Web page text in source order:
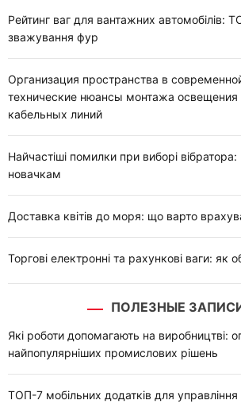
:Рейтинг ваг для вантажних автомобілів:
зважування фур
Организация пространства в
технические нюансы монтажа освещения
кабельных линий
Найчастіші помилки при виборі
новачкам
Доставка квітів до моря: що варто
Торгові електронні та рахункові ваги: як
ПОЛЕЗНЫЕ
Які роботи допомагають на виробництві:
найпопулярніших промислових рішень
ТОП-7 мобільних додатків для